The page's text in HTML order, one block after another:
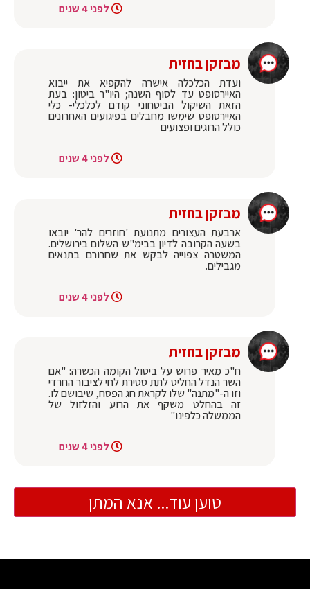
לפני 4 שנים
מבזקן בחזית
ועדת הכלכלה אישרה להקפיא את ייבוא
האיירסופט עד לסוף השנה; היו"ר ביטון: בעת
הזאת השיקול הביטחוני קודם לכלכלי- כלי
האיירסופט שימשו מחבלים בפיגועים האחרונים
כולל הרוגים ופצועים
לפני 4 שנים
מבזקן בחזית
ארבעת העצורים מתנועת 'חוזרים להר' יובאו
בשעה הקרובה לדיון בבימ"ש השלום בירושלים.
המשטרה צפוייה לבקש את שחרורם בתנאים
מגבילים.
לפני 4 שנים
מבזקן בחזית
ח"כ מאיר פרוש על ביטול הקומה הכשרה: "אם
השר הנדל החליט לתת סטירת לחי לציבור החרדי
וזו ה-"מתנה" שלו לקראת חג הפסח, שיבושם לו.
זה בהחלט משקף את הרוע והזלזול של
הממשלה כלפינו"
לפני 4 שנים
טוען עוד... אנא המתן